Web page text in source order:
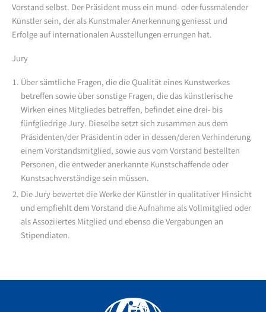
Vorstand selbst. Der Präsident muss ein mund- oder fussmalender
Künstler sein, der als Kunstmaler Anerkennung geniesst und
Erfolge auf internationalen Ausstellungen errungen hat.
Jury
Über sämtliche Fragen, die die Qualität eines Kunstwerkes
betreffen sowie über sonstige Fragen, die das künstlerische
Wirken eines Mitgliedes betreffen, befindet eine drei- bis
fünfgliedrige Jury. Dieselbe setzt sich zusammen aus dem
Präsidenten/der Präsidentin oder in dessen/deren Verhinderung
einem Vorstandsmitglied, sowie aus vom Vorstand bestellten
Personen, die entweder anerkannte Kunstschaffende oder
Kunstsachverständige sein müssen.
Die Jury bewertet die Werke der Künstler in qualitativer Hinsicht
und empfiehlt dem Vorstand die Aufnahme als Vollmitglied oder
als Assoziiertes Mitglied und ebenso die Vergabungen an
Stipendiaten.
Facebook
YouTube
Instagram